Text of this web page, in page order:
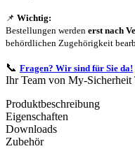
📌 Wichtig:
Bestellungen werden erst nach
behördlichen Zugehörigkeit
📞 Fragen? Wir sind für Sie da!
Ihr Team von My-
Produktbeschreibung
Eigenschaften
Downloads
Zubehör